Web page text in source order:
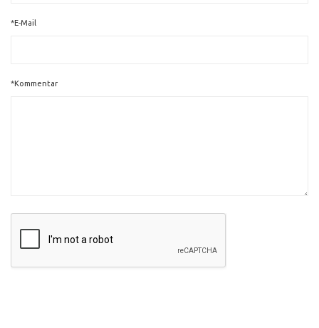
*E-Mail
*Kommentar